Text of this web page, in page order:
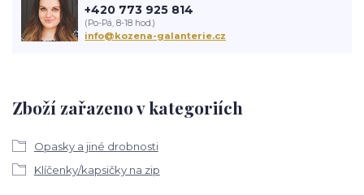
Zboží zařazeno v kategoriích
Opasky a jiné drobnosti
Klíčenky/kapsičky na zip
+420 773 925 814
(Po-Pá, 8-18 hod.)
info@kozena-galanterie.cz